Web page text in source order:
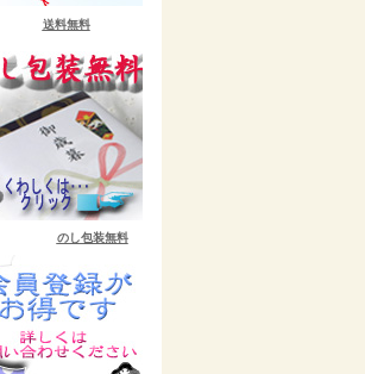
送料無料
のし包装無料